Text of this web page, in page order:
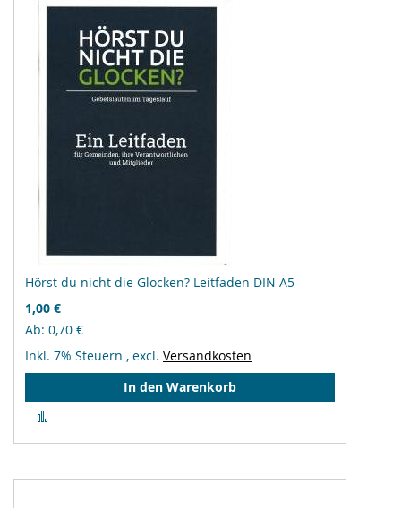
Hörst du nicht die Glocken? Leitfaden DIN A5
1,00 €
Ab 0,70 €
Inkl. 7% Steuern , excl. Versandkosten
In den Warenkorb
hinzufügen